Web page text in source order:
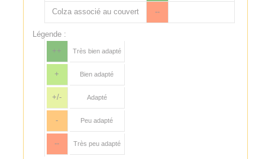
Colza associé au couvert
--
Légende :
++
Très bien adapté
+ Bien adapté
+/- Adapté
- Peu adapté
-- Très peu adapté